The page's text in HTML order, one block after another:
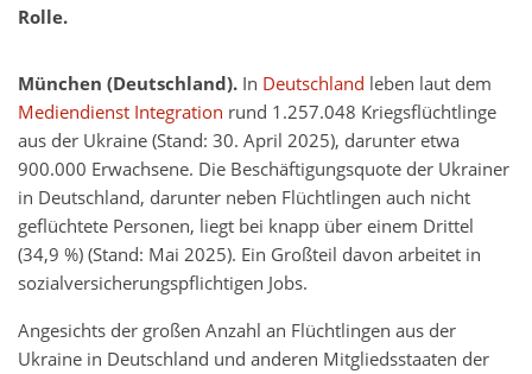
Rolle.
München (Deutschland). In Deutschland leben laut dem
Mediendienst Integration rund 1.257.048 Kriegsflüchtlinge
aus der Ukraine (Stand: 30. April 2025), darunter etwa
900.000 Erwachsene. Die Beschäftigungsquote der Ukrainer
in Deutschland, darunter neben Flüchtlingen auch nicht
geflüchtete Personen, liegt bei knapp über einem Drittel
(34,9 %) (Stand: Mai 2025). Ein Großteil davon arbeitet in
sozialversicherungspflichtigen Jobs.
Angesichts der großen Anzahl an Flüchtlingen aus der
Ukraine in Deutschland und anderen Mitgliedsstaaten der